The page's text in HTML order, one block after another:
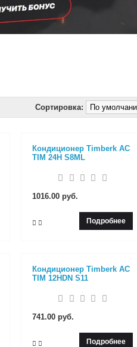
Сортировка:
Кондиционер Timberk AC
TIM 24H S8ML
1016.00 руб.
Подробнее
Кондиционер Timberk AC
TIM 12HDN S11
741.00 руб.
Подробнее